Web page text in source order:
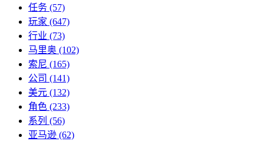
任务 (57)
玩家 (647)
行业 (73)
马里奥 (102)
索尼 (165)
公司 (141)
美元 (132)
角色 (233)
系列 (56)
亚马逊 (62)